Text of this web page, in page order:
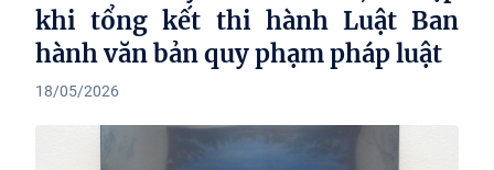
khi tổng kết thi hành Luật Ban
hành văn bản quy phạm pháp luật
18/05/2026